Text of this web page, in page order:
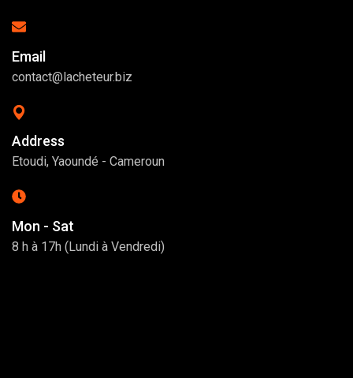
Email
contact@lacheteur.biz
Address
Etoudi, Yaoundé - Cameroun
Mon - Sat
8 h à 17h (Lundi à Vendredi)